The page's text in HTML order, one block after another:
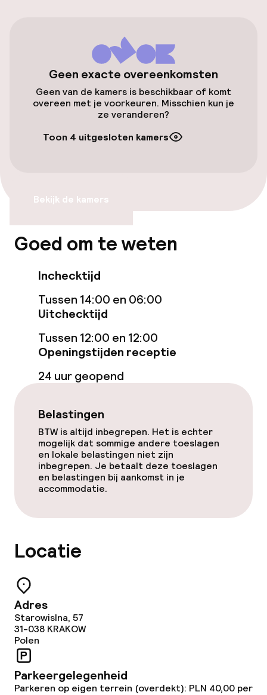
Openbaar parkeren
Transferservice
Zwemmen & wellness
Massage
Entertainment
Betaalde wifi
Tuin
Terras
Eet- en drinkgelegenheden
Bar
Eet- en drinkdiensten
Ontbijtbuffet
Schoonmaakvoorzieningen
Wasfaciliteiten (wasmachine)
Wasservice
Geen exacte overeenkomsten
Geen van de kamers is beschikbaar of komt
overeen met je voorkeuren. Misschien kun je
ze veranderen?
Toon 4 uitgesloten kamers
Bekijk de kamers
Goed om te weten
Inchecktijd
Tussen 14:00 en 06:00
Uitchecktijd
Tussen 12:00 en 12:00
Openingstijden receptie
24 uur geopend
Belastingen
BTW is altijd inbegrepen. Het is echter
mogelijk dat sommige andere toeslagen
en lokale belastingen niet zijn
inbegrepen. Je betaalt deze toeslagen
en belastingen bij aankomst in je
accommodatie.
Locatie
Adres
Starowislna, 57
31-038 KRAKOW
Polen
Parkeergelegenheid
Parkeren op eigen terrein (overdekt): PLN 40,00 per